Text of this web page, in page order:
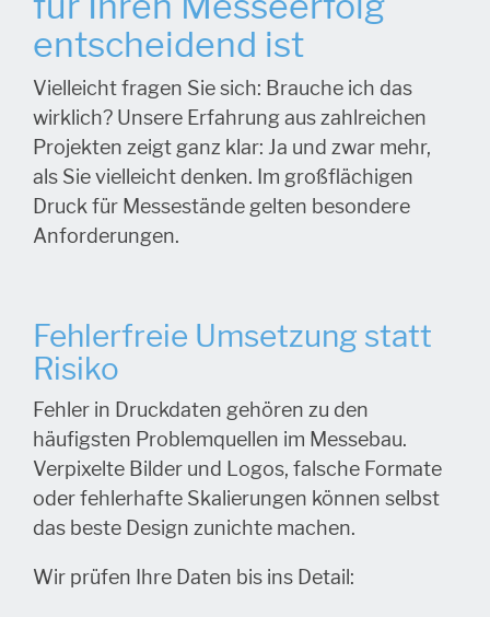
entscheidend ist
Vielleicht fragen Sie sich: Brauche ich das
wirklich? Unsere Erfahrung aus zahlreichen
Projekten zeigt ganz klar: Ja und zwar mehr,
als Sie vielleicht denken. Im großflächigen
Druck für Messestände gelten besondere
Anforderungen.
Fehlerfreie Umsetzung statt
Risiko
Fehler in Druckdaten gehören zu den
häufigsten Problemquellen im Messebau.
Verpixelte Bilder und Logos, falsche Formate
oder fehlerhafte Skalierungen können selbst
das beste Design zunichte machen.
Wir prüfen Ihre Daten bis ins Detail: